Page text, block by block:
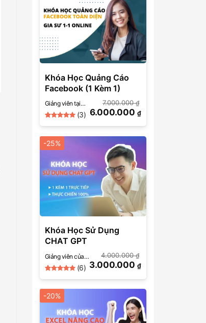
Khóa Học Quảng Cáo
Facebook (1 Kèm 1)
Giảng viên tại
SkillMall
5
based on
customer
ratings
(3)
7.000.000₫
6.000.000₫
-25%
Khóa Học Sử Dụng
CHAT GPT
Giảng viên của
SkillMall
based on
customer
ratings
(6)
4.000.000₫
3.000.000₫
-20%